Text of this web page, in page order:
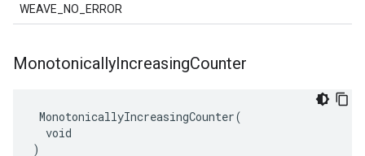
WEAVE_NO_ERROR
MonotonicallyIncreasingCounter
MonotonicallyIncreasingCounter(
  void
)